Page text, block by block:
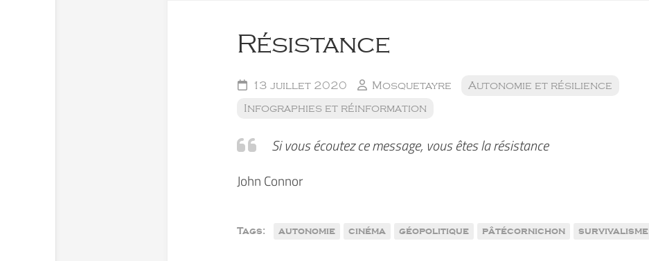
Résistance
13 juillet 2020 Mosquetayre
Autonomie et résilience
Infographies et réinformation
Si vous écoutez ce message, vous êtes la résistance
John Connor
Tags: autonomie cinéma géopolitique pâtécornichon survivalisme